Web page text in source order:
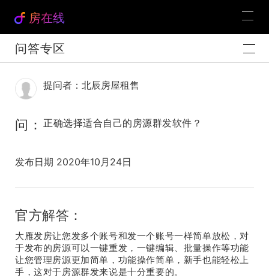
房在线
问答专区
提问者：北辰房屋租售
问： 正确选择适合自己的房源群发软件？
发布日期 2020年10月24日
官方解答：
大雁发房让您发多个账号和发一个账号一样简单放松，对
于发布的房源可以一键重发，一键编辑、批量操作等功能
让您管理房源更加简单，功能操作简单，新手也能轻松上
手，这对于房源群发来说是十分重要的。